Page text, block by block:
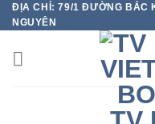
Chuyển
đến
nội
dung
ĐỊA CHỈ: 79/1 ĐƯỜNG BẮC
NGUYÊN